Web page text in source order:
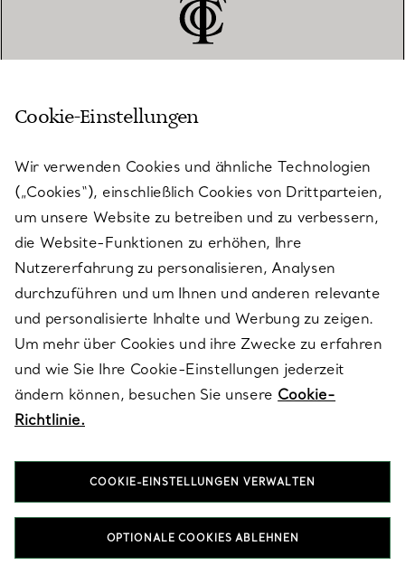
KUNDENSERVICE
SERVICES
ÜBER TIFFANY & CO.
RECHTLICHE HINWEISE
FOLGEN SIE UNS
T&Co. 2026
Cookie-Einstellungen
Wir verwenden Cookies und ähnliche Technologien
(„Cookies“), einschließlich Cookies von Drittparteien,
um unsere Website zu betreiben und zu verbessern,
die Website-Funktionen zu erhöhen, Ihre
Nutzererfahrung zu personalisieren, Analysen
durchzuführen und um Ihnen und anderen relevante
und personalisierte Inhalte und Werbung zu zeigen.
Um mehr über Cookies und ihre Zwecke zu erfahren
und wie Sie Ihre Cookie-Einstellungen jederzeit
ändern können, besuchen Sie unsere Cookie-
Richtlinie.
COOKIE-EINSTELLUNGEN VERWALTEN
OPTIONALE COOKIES ABLEHNEN